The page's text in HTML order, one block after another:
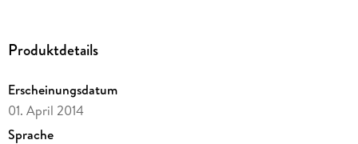
inkl. 1 Stiftplatte Schaukelpferd, 2 Motivstützen, Bügel-
papier, Anleitung
Produktdetails
Erscheinungsdatum
01. April 2014
Sprache